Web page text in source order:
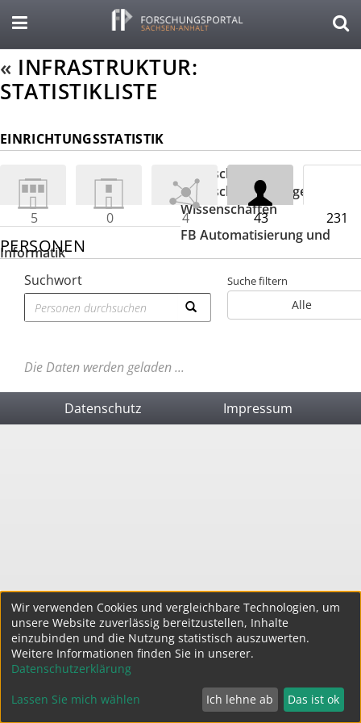
« INFRASTRUKTUR:
STATISTIKLISTE
EINRICHTUNGSSTATISTIK
5 0 4 43 231
Hochschule Harz,
Hochschule für angewandte
Wissenschaften
FB Automatisierung und
Informatik
PERSONEN
Suchwort Suche filtern
Alle
Die Daten werden geladen ...
Datenschutz Impressum
Wir verwenden Cookies und vergleichbare Technologien, um
unsere Website zuverlässig bereitzustellen, Inhalte
einzubinden und die Nutzung statistisch auszuwerten.
Weitere Informationen finden Sie in unserer.
Datenschutzerklärung
Lassen Sie mich wählen Ich lehne ab Das ist ok